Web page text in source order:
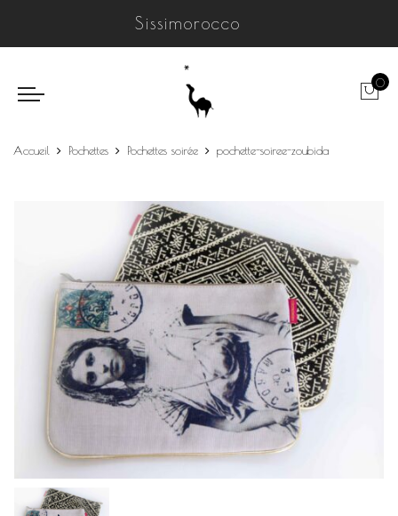
Sissimorocco
0
Accueil Pochettes Pochettes soirée pochette-soiree-zoubida